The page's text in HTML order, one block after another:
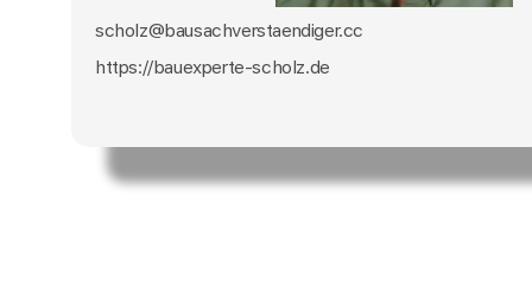
scholz@bausachverstaendiger.cc
https://bauexperte-scholz.de